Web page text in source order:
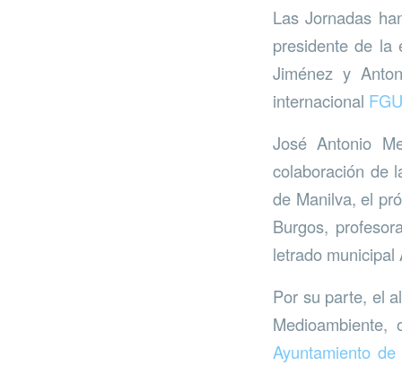
Las Jornadas
presidente de la
Jiménez y
internacional
José Antonio
colaboración de
de Manilva, el
Burgos,
letrado municipal
Por su parte, el
Ayuntamiento